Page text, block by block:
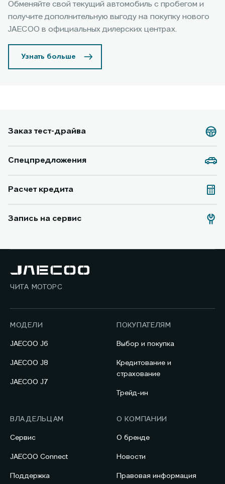
Обменяйте свой текущий автомобиль с пробегом и
получите дополнительную выгоду на покупку нового
JAECOO в официальных дилерских центрах.
Узнать больше
Заказ тест-драйва
Спецпредложения
Расчет кредита
Запись на сервис
ЧИТА МОТОРС
МОДЕЛИ
JAECOO J6
JAECOO J8
JAECOO J7
ПОКУПАТЕЛЯМ
Выбор и покупка
Кредитование и
страхование
Трейд-ин
ВЛАДЕЛЬЦАМ
Сервис
JAECOO Connect
Поддержка
О КОМПАНИИ
О бренде
Новости
Правовая информация